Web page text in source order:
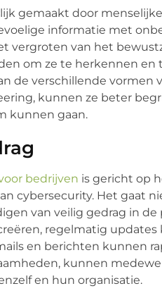
gemaakt door
informatie met
vergroten van het
om ze te herkennen en
de verschillende vormen
kunnen ze beter
kunnen gaan.
bedrijven is gericht op
cybersecurity. Het gaat
van veilig gedrag in
regelmatig
en berichten kunnen
kunnen
en hun organisatie.